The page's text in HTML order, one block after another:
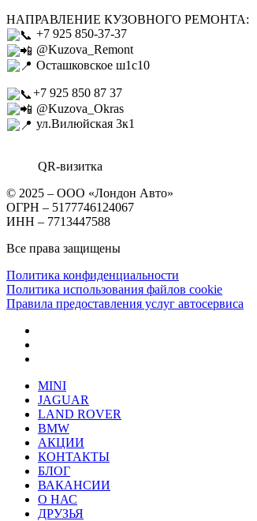
НАПРАВЛЕНИЕ КУЗОВНОГО РЕМОНТА:
+7 925 850-37-37
@Kuzova_Remont
Осташковское ш1с10
+7 925 850 87 37
@Kuzova_Okras
ул.Вилюйская 3к1
QR-визитка
© 2025 – ООО «Лондон Авто»
ОГРН – 5177746124067
ИНН – 7713447588
Все права защищены
Политика конфиденциальности
Политика использования файлов cookie
Правила предоставления услуг автосервиса
MINI
JAGUAR
LAND ROVER
BMW
АКЦИИ
КОНТАКТЫ
БЛОГ
ВАКАНСИИ
О НАС
ДРУЗЬЯ